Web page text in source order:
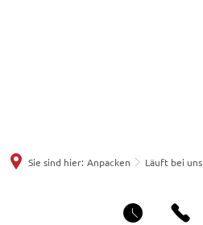
Sie sind hier: Anpacken Läuft bei uns